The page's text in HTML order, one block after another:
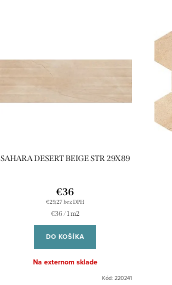
SAHARA DESERT BEIGE STR 29X89
€29,27 bez DPH
€36
Jednotková
cena:
€36 / 1 m2
DO KOŠÍKA
Na externom sklade
Kód: 220241